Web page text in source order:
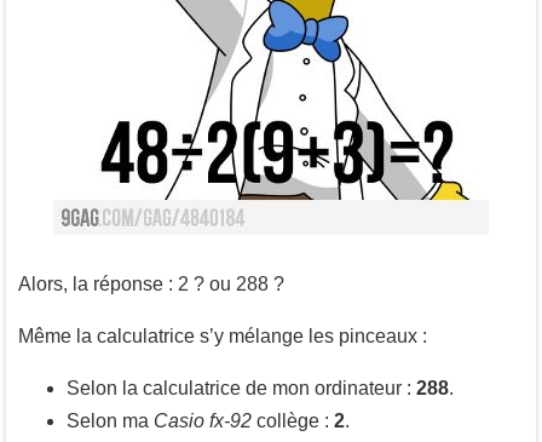
Alors, la réponse : 2 ? ou 288 ?
Même la calculatrice s’y mélange les pinceaux :
Selon la calculatrice de mon ordinateur : 288.
Selon ma Casio fx-92 collège : 2.